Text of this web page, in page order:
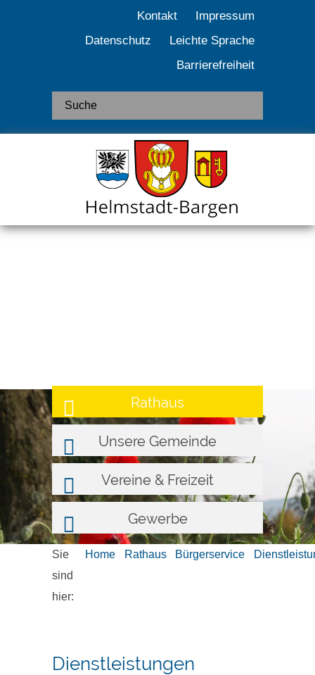
Kontakt
Impressum
Datenschutz
Leichte Sprache
Barrierefreiheit
Rathaus
Unsere Gemeinde
Vereine & Freizeit
Gewerbe
Sie
sind
hier:
Home Rathaus Bürgerservice
Dienstleistungen